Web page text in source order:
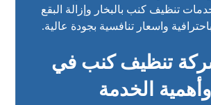
تنظيف كنب بالبخار وإزالة البقع
واسعار تنافسية بجودة عالية.
تنظيف كنب في
الخدمة